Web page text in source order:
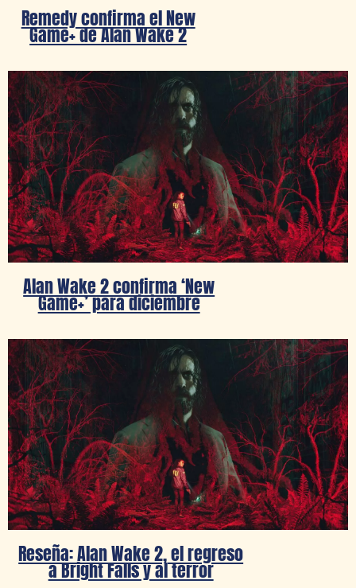
Remedy confirma el New
Game+ de Alan Wake 2
Alan Wake 2 confirma ‘New
Game+’ para diciembre
Reseña: Alan Wake 2, el regreso
a Bright Falls y al terror